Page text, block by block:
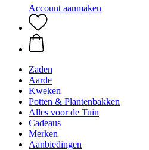
Account aanmaken
Zaden
Aarde
Kweken
Potten & Plantenbakken
Alles voor de Tuin
Cadeaus
Merken
Aanbiedingen